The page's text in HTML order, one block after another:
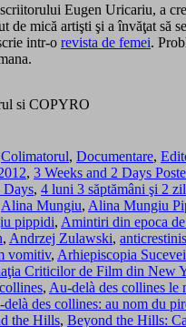
Eugen Uricariu, a
de mică artişti şi a învăţat să
intr-o revista de femei.
si COPYRO
Colimatorul, Documentare,
, 3 Weeks and 2 Days
Days, 4 luni 3 săptămâni şi 2
Alina Mungiu, Alina Mungiu
pippidi, Amintiri din epoca
, Andrzej Zulawski,
vomitiv, Arhiepiscopia
Criticilor de Film din New
, Au-delà des collines le
delà des collines: au nom du
the Hills, Beyond the Hills: